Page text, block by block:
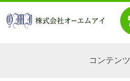
コンテンツ